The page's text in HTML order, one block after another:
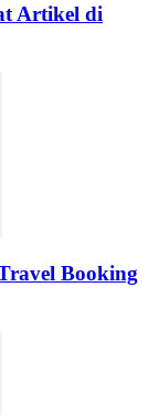
Artikel di
Booking